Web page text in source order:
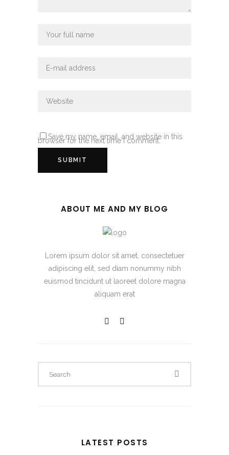
Save my name, email, and website in this
browser for the next time I comment.
ABOUT ME AND MY BLOG
Lorem ipsum dolor sit amet, consectetuer
adipiscing elit, sed diam nonummy nibh
euismod tincidunt ut laoreet dolore magna
aliquam erat
LATEST POSTS